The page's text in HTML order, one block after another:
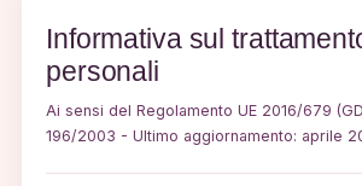
Informativa sul
personali
Ai sensi del Regolamento UE 2016/679
196/2003 - Ultimo aggiornamento: aprile